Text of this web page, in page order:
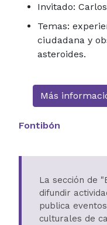
Invitado:
Temas:
ciudadana y
asteroides.
Más
Fontibón
La sección de
difundir
publica
culturales de